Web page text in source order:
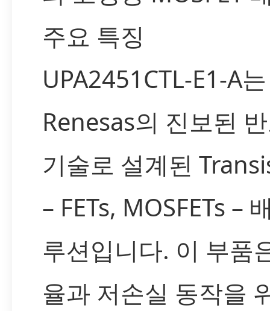
주요 특징
UPA2451CTL-E1-A는
Renesas의 진보된
기술로 설계된
– FETs, MOSFETs –
루션입니다. 이 부품
율과 저손실 동작을